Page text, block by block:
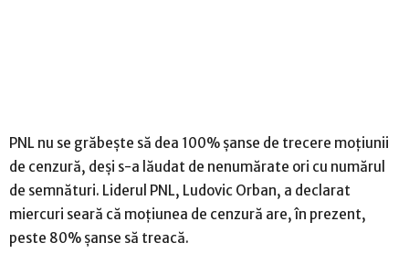
PNL nu se grăbește să dea 100% șanse de trecere moțiunii
de cenzură, deși s-a lăudat de nenumărate ori cu numărul
de semnături. Liderul PNL, Ludovic Orban, a declarat
miercuri seară că moţiunea de cenzură are, în prezent,
peste 80% şanse să treacă.